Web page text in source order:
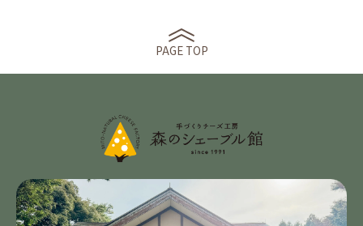
PAGE TOP